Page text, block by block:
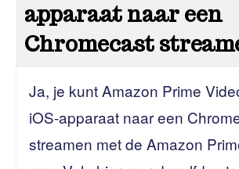
apparaat naar een
Chromecast
Ja, je kunt Amazon Prime
iOS-apparaat naar een
streamen met de Amazon